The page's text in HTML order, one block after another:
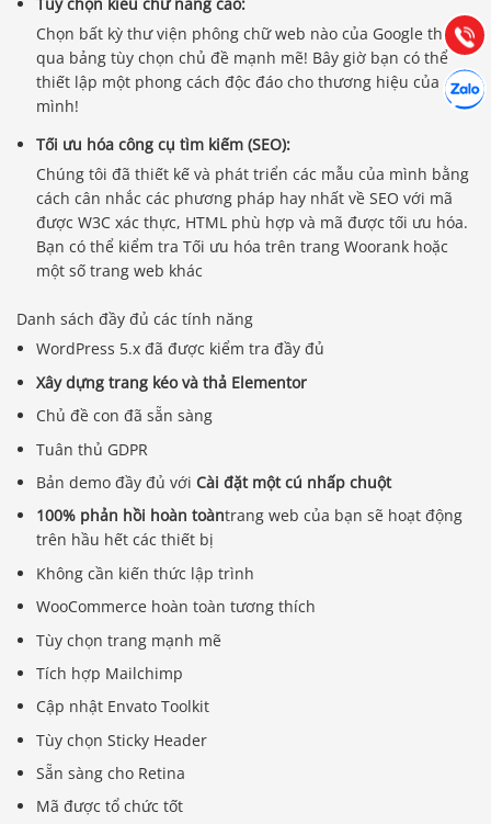
Chọn bất kỳ thư viện phông chữ web nào của Google thông
qua bảng tùy chọn chủ đề mạnh mẽ! Bây giờ bạn có thể
thiết lập một phong cách độc đáo cho thương hiệu của
mình!
Tối ưu hóa công cụ tìm kiếm (SEO):
Chúng tôi đã thiết kế và phát triển các mẫu của mình bằng
cách cân nhắc các phương pháp hay nhất về SEO với mã
được W3C xác thực, HTML phù hợp và mã được tối ưu hóa.
Bạn có thể kiểm tra Tối ưu hóa trên trang Woorank hoặc
một số trang web khác
Danh sách đầy đủ các tính năng
WordPress 5.x đã được kiểm tra đầy đủ
Xây dựng trang kéo và thả Elementor
Chủ đề con đã sẵn sàng
Tuân thủ GDPR
Bản demo đầy đủ với Cài đặt một cú nhấp chuột
100% phản hồi hoàn toàntrang web của bạn sẽ hoạt động
trên hầu hết các thiết bị
Không cần kiến ​​thức lập trình
WooCommerce hoàn toàn tương thích
Tùy chọn trang mạnh mẽ
Tích hợp Mailchimp
Cập nhật Envato Toolkit
Tùy chọn Sticky Header
Sẵn sàng cho Retina
Mã được tổ chức tốt
Gọi
(028) 22.166.144
Chát
Tư vấn
Hợp tác